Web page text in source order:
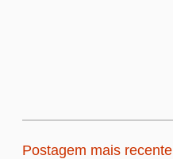
Postagem mais recente